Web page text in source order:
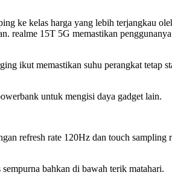
ke kelas harga yang lebih terjangkau
realme 15T 5G memastikan
ikut memastikan suhu perangkat tetap
untuk mengisi daya gadget lain.
refresh rate 120Hz dan touch sampling
bahkan di bawah terik matahari.